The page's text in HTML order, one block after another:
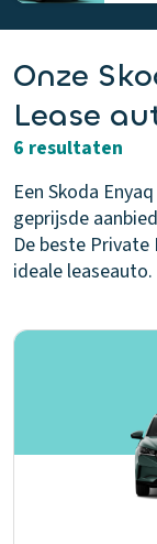
Onze
Lease
6 resultaten
Een Skoda
geprijsde
De beste Private
ideale leaseauto.